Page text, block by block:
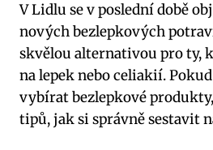
V Lidlu se v poslední době
nových bezlepkových
skvělou alternativou pro ty,
na lepek nebo celiakií.
vybírat bezlepkové
tipů, jak si správně sestavit